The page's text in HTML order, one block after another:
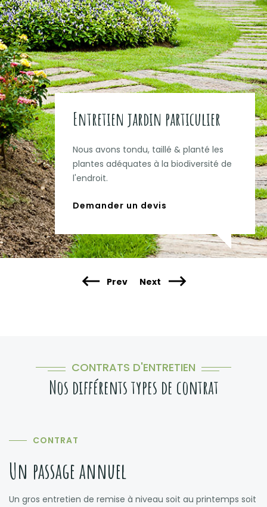
Entretien jardin particulier
Nous avons tondu, taillé & planté les
plantes adéquates à la biodiversité de
l'endroit.
Demander un devis
Prev Next
CONTRATS D'ENTRETIEN
Nos différents types de contrat
CONTRAT
Un passage annuel
Un gros entretien de remise à niveau soit au printemps soit